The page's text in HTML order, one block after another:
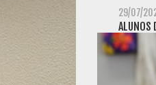
29/07/
ALUNOS